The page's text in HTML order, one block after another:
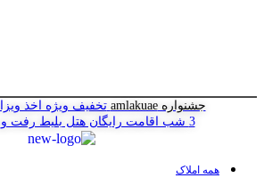
جشنواره amlakuae تخفیف ویژه اخذ ویزا
3 شب اقامت رایگان هتل
بلیط رفت
همه املاک